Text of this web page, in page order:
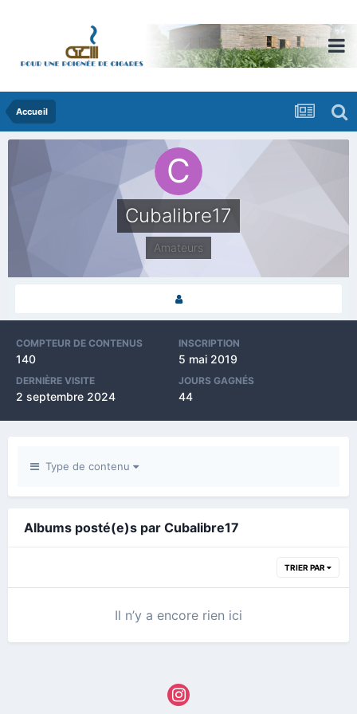
Accueil
Cubalibre17
Amateurs
COMPTEUR DE CONTENUS
140
INSCRIPTION
5 mai 2019
DERNIÈRE VISITE
2 septembre 2024
JOURS GAGNÉS
44
Type de contenu
Albums posté(e)s par Cubalibre17
TRIER PAR
Il n’y a encore rien ici